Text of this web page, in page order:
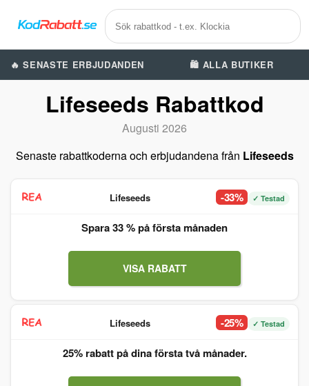
🔥 SENASTE ERBJUDANDEN 🛍️ ALLA BUTIKER
Lifeseeds Rabattkod
Augusti 2026
Senaste rabattkoderna och erbjudandena från Lifeseeds
Lifeseeds -33% ✓ Testad
Spara 33 % på första månaden
VISA RABATT
Lifeseeds -25% ✓ Testad
25% rabatt på dina första två månader.